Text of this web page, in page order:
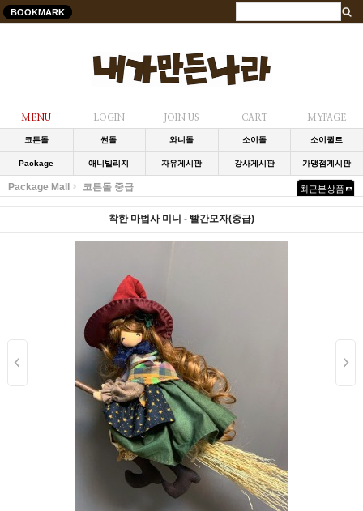
BOOKMARK
MENU LOGIN JOIN US CART MYPAGE
코튼돌 썬돌 와니돌 소이돌 소이퀼트
Package 애니빌리지 자유게시판 강사게시판 가맹점게시판
Package Mall 코튼돌 중급 최근본상품
착한 마법사 미니 - 빨간모자(중급)